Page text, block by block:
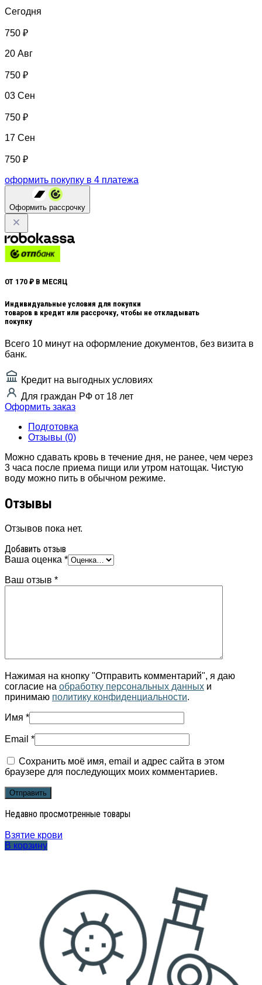
формулой)
Сегодня
750 ₽
20 Авг
750 ₽
03 Сен
750 ₽
17 Сен
750 ₽
оформить покупку в 4 платежа
Оформить рассрочку
ОТ 170 ₽ В МЕСЯЦ
Индивидуальные условия для покупки
товаров в кредит или рассрочку, чтобы не откладывать
покупку
Всего 10 минут на оформление документов, без визита в
банк.
Кредит на выгодных условиях
Для граждан РФ от 18 лет
Оформить заказ
Подготовка
Отзывы (0)
Можно сдавать кровь в течение дня, не ранее, чем через
3 часа после приема пищи или утром натощак. Чистую
воду можно пить в обычном режиме.
Отзывы
Отзывов пока нет.
Добавить отзыв
Ваша оценка *
Ваш отзыв *
Нажимая на кнопку "Отправить комментарий", я даю
согласие на обработку персональных данных и
принимаю политику конфиденциальности.
Имя *
Email *
Сохранить моё имя, email и адрес сайта в этом
браузере для последующих моих комментариев.
Недавно просмотренные товары
Взятие крови
В корзину